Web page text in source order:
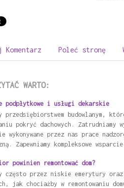
Komentarz Poleć stronę
WARTO:
podpłytkowe i usługi dekarskie
przedsiębiorstwem budowlanym,
pokryć dachowych. Zatrudniamy
wykonywane przez nas prace
Zapewniamy kompleksowe
powinien remontować dom?
często przez niskie emerytury
jak chociażby w remontowaniu